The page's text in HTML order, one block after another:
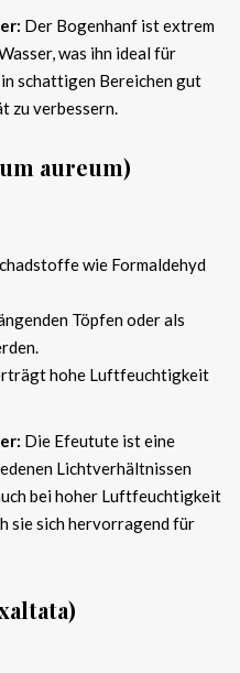
Der Bogenhanf ist extrem
was ihn ideal für
in schattigen Bereichen gut
zu verbessern.
aureum)
wie Formaldehyd
Töpfen oder als
hohe Luftfeuchtigkeit
Die Efeutute ist eine
Lichtverhältnissen
bei hoher Luftfeuchtigkeit
sie sich hervorragend für